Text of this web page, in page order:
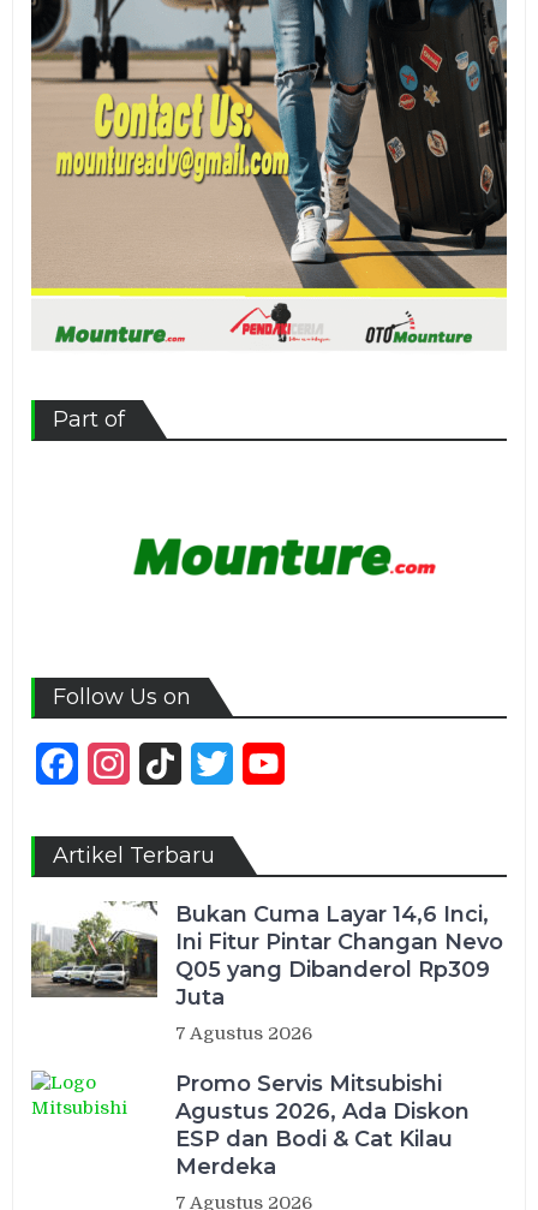
Part of
Follow Us on
FacebookInstagram
TikTok Twitter
Artikel Terbaru
Bukan Cuma Layar 14,6 Inci,
Ini Fitur Pintar Changan Nevo
Q05 yang Dibanderol Rp309
Juta
7 Agustus 2026
Promo Servis Mitsubishi
Agustus 2026, Ada Diskon
ESP dan Bodi & Cat Kilau
Merdeka
7 Agustus 2026